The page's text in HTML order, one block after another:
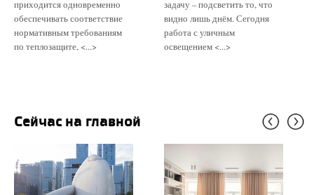
приходится одновременно
обеспечивать соответствие
нормативным требованиям
по теплозащите, <...>
задачу – подсветить то, что
видно лишь днём. Сегодня
работа с уличным
освещением <...>
Сейчас на главной